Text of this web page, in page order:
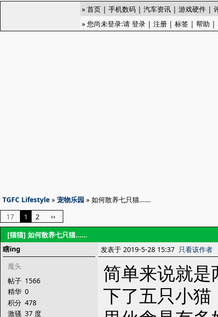
» 首页 | 手机数码 | 汽车资讯 | 游戏硬件 |
» 您尚未登录:请 登录 | 注册 | 标签 | 帮助 |
TGFC Lifestyle » 宠物乐园 » 如何散养七只猫......
17
1 2 ››
[猫猫] 如何散养七只猫......
瞎ing
魔头
帖子 1566
精华 0
积分 478
激骚 37 度
发表于 2019-5-28 15:37 只看该作者
简单来说就
下了五只小